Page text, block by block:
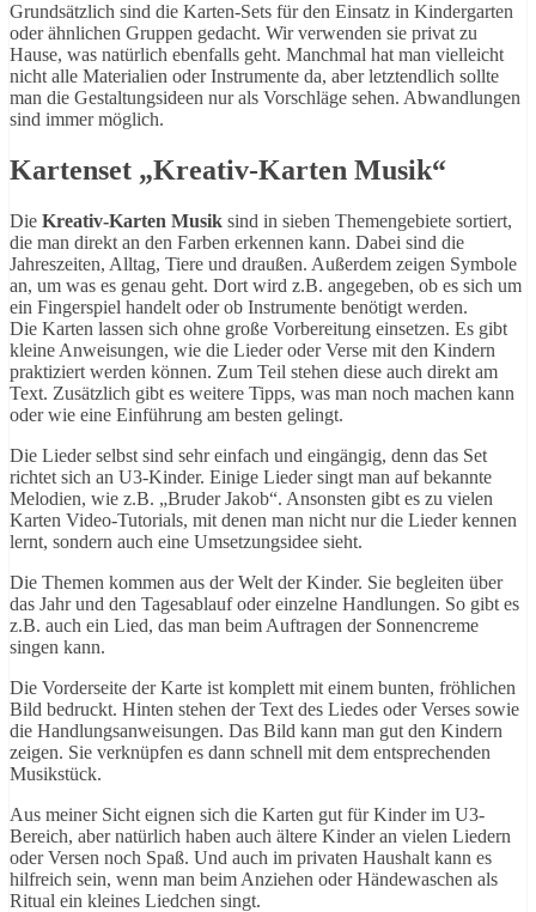
Grundsätzlich sind die Karten-Sets für den Einsatz in Kindergarten
oder ähnlichen Gruppen gedacht. Wir verwenden sie privat zu
Hause, was natürlich ebenfalls geht. Manchmal hat man vielleicht
nicht alle Materialien oder Instrumente da, aber letztendlich sollte
man die Gestaltungsideen nur als Vorschläge sehen. Abwandlungen
sind immer möglich.
Kartenset „Kreativ-Karten Musik“
Die Kreativ-Karten Musik sind in sieben Themengebiete sortiert,
die man direkt an den Farben erkennen kann. Dabei sind die
Jahreszeiten, Alltag, Tiere und draußen. Außerdem zeigen Symbole
an, um was es genau geht. Dort wird z.B. angegeben, ob es sich um
ein Fingerspiel handelt oder ob Instrumente benötigt werden.
Die Karten lassen sich ohne große Vorbereitung einsetzen. Es gibt
kleine Anweisungen, wie die Lieder oder Verse mit den Kindern
praktiziert werden können. Zum Teil stehen diese auch direkt am
Text. Zusätzlich gibt es weitere Tipps, was man noch machen kann
oder wie eine Einführung am besten gelingt.
Die Lieder selbst sind sehr einfach und eingängig, denn das Set
richtet sich an U3-Kinder. Einige Lieder singt man auf bekannte
Melodien, wie z.B. „Bruder Jakob“. Ansonsten gibt es zu vielen
Karten Video-Tutorials, mit denen man nicht nur die Lieder kennen
lernt, sondern auch eine Umsetzungsidee sieht.
Die Themen kommen aus der Welt der Kinder. Sie begleiten über
das Jahr und den Tagesablauf oder einzelne Handlungen. So gibt es
z.B. auch ein Lied, das man beim Auftragen der Sonnencreme
singen kann.
Die Vorderseite der Karte ist komplett mit einem bunten, fröhlichen
Bild bedruckt. Hinten stehen der Text des Liedes oder Verses sowie
die Handlungsanweisungen. Das Bild kann man gut den Kindern
zeigen. Sie verknüpfen es dann schnell mit dem entsprechenden
Musikstück.
Aus meiner Sicht eignen sich die Karten gut für Kinder im U3-
Bereich, aber natürlich haben auch ältere Kinder an vielen Liedern
oder Versen noch Spaß. Und auch im privaten Haushalt kann es
hilfreich sein, wenn man beim Anziehen oder Händewaschen als
Ritual ein kleines Liedchen singt.